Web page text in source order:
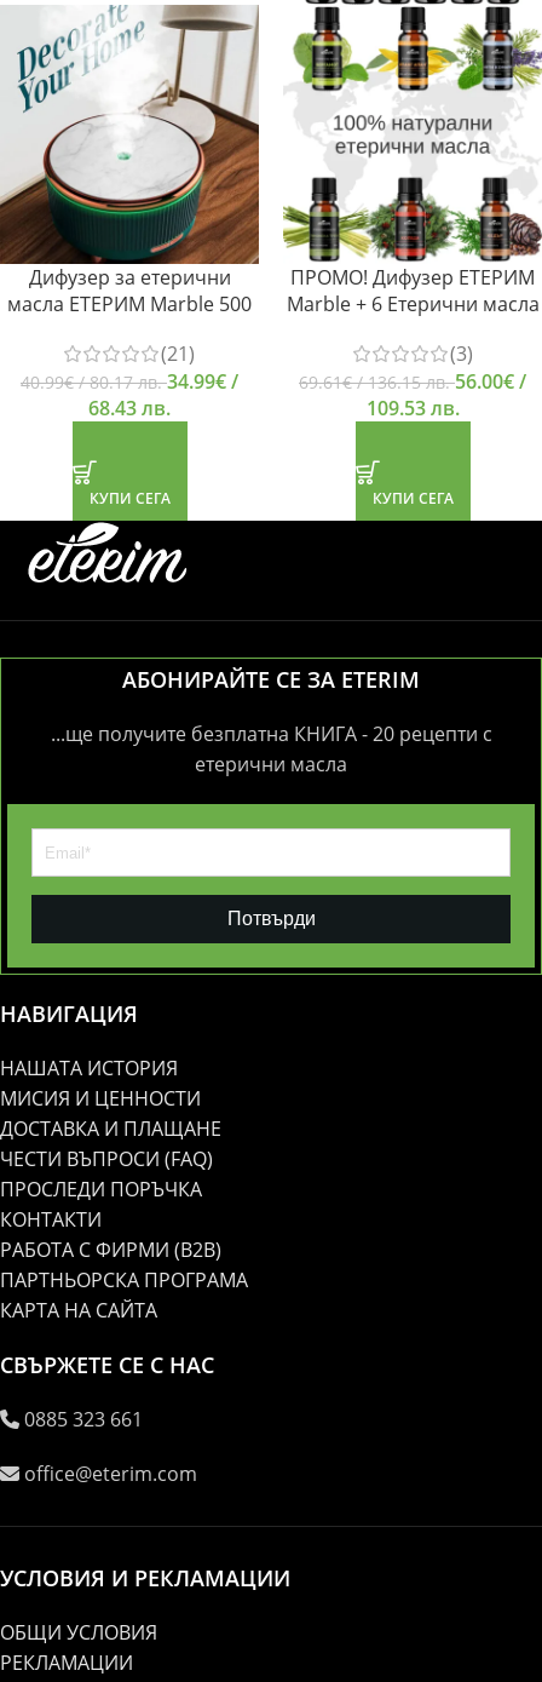
Дифузер за етерични
масла ЕТЕРИМ Marble 500
(21)
40.99€/ 80.17 лв.34.99€/
68.43 лв.
КУПИ СЕГА
ПРОМО! Дифузер ЕТЕРИМ
Marble + 6 Етерични масла
(3)
69.61€/ 136.15 лв.56.00€/
109.53 лв.
КУПИ СЕГА
АБОНИРАЙТЕ СЕ ЗА ETERIM
...ще получите безплатна КНИГА - 20 рецепти с
етерични масла
Потвърди
НАВИГАЦИЯ
НАШАТА ИСТОРИЯ
МИСИЯ И ЦЕННОСТИ
ДОСТАВКА И ПЛАЩАНЕ
ЧЕСТИ ВЪПРОСИ (FAQ)
ПРОСЛЕДИ ПОРЪЧКА
КОНТАКТИ
РАБОТА С ФИРМИ (B2B)
ПАРТНЬОРСКА ПРОГРАМА
КАРТА НА САЙТА
СВЪРЖЕТЕ СЕ С НАС
0885 323 661
office@eterim.com
УСЛОВИЯ И РЕКЛАМАЦИИ
ОБЩИ УСЛОВИЯ
РЕКЛАМАЦИИ